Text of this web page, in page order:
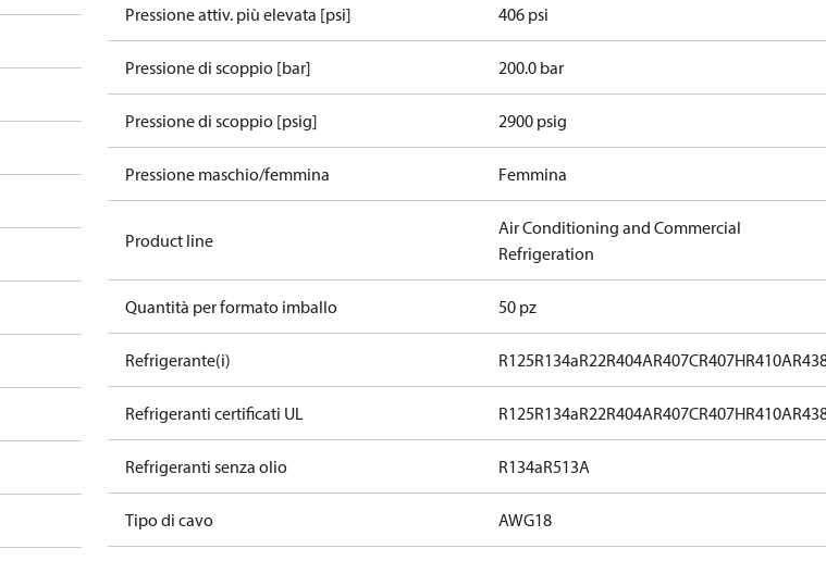
Pressione attiv. più elevata [psi] 406 psi
Pressione di scoppio [bar] 200.0 bar
Pressione di scoppio [psig] 2900 psig
Pressione maschio/femmina Femmina
Product line
Air Conditioning and Commercial
Refrigeration
Quantità per formato imballo 50 pz
Refrigerante(i) R125R134aR22R404AR407CR407HR410A
Refrigeranti certificati UL R125R134aR22R404AR407CR407HR410A
Refrigeranti senza olio R134aR513A
Tipo di cavo AWG18